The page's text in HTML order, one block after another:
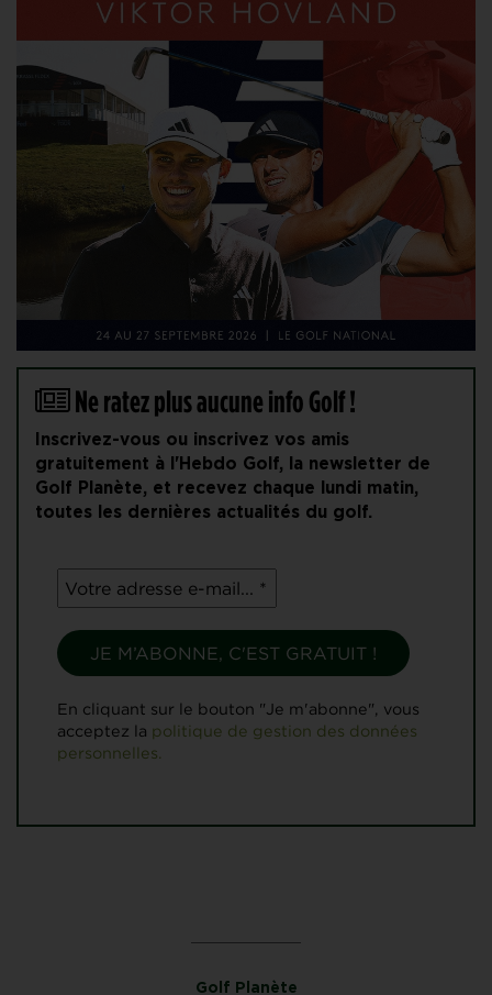
Ne ratez plus aucune info Golf !
Inscrivez-vous ou inscrivez vos amis
gratuitement à l'Hebdo Golf, la newsletter de
Golf Planète, et recevez chaque lundi matin,
toutes les dernières actualités du golf.
En cliquant sur le bouton "Je m'abonne", vous
acceptez la politique de gestion des données
personnelles.
Golf Planète